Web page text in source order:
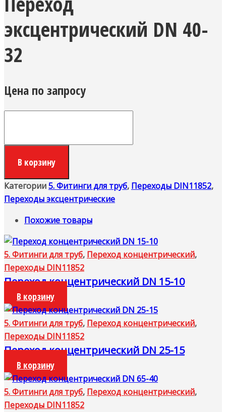
эксцентрический DN 40-
32
Цена по запросу
эксцентрический
32
В корзину
Категории5. Фитинги для труб, Переходы DIN11852,
Переходы эксцентрические
Похожие товары
5. Фитинги для труб, Переход концентрический,
Переходы DIN11852
Переход концентрический DN 15-10
В корзину
5. Фитинги для труб, Переход концентрический,
Переходы DIN11852
Переход концентрический DN 25-15
В корзину
5. Фитинги для труб, Переход концентрический,
Переходы DIN11852